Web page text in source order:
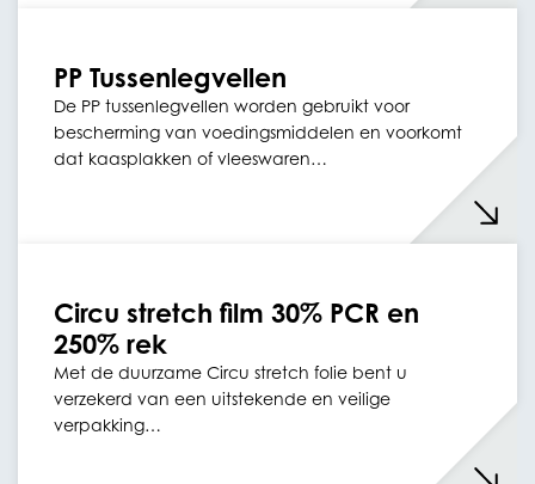
PP Tussenlegvellen
De PP tussenlegvellen worden gebruikt voor
bescherming van voedingsmiddelen en voorkomt
dat kaasplakken of vleeswaren…
Circu stretch film 30% PCR en
250% rek
Met de duurzame Circu stretch folie bent u
verzekerd van een uitstekende en veilige
verpakking…